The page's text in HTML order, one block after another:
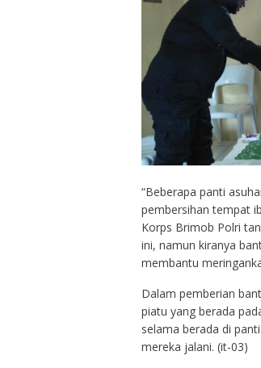
“Beberapa panti
pembersihan tempat
Korps Brimob Polri
ini, namun kiranya
membantu
Dalam pemberian
piatu yang berada
selama berada di
mereka jalani. (it-03)